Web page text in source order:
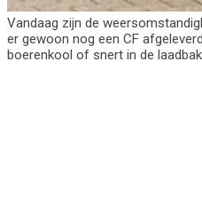
Vandaag zijn de
er gewoon nog een CF
boerenkool of snert in de